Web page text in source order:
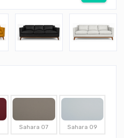
Sahara 07 Sahara 09